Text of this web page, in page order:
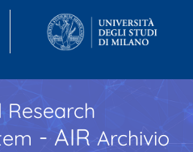
- AIR Archivio